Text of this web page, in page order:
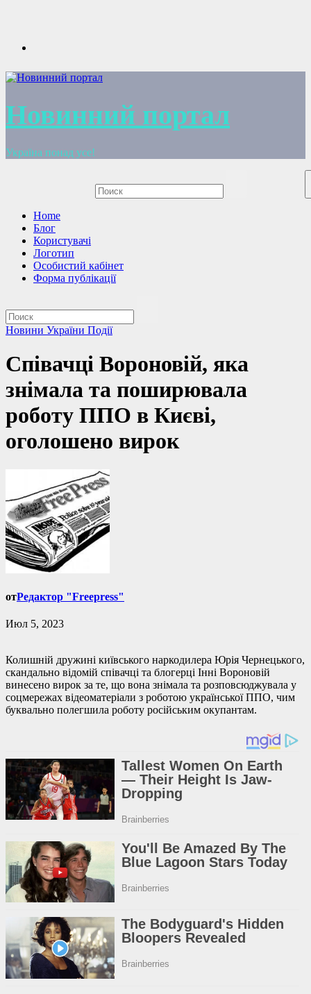
Новинний портал
Україна понад усе!
Home
Блог
Користувачі
Логотип
Особистий кабінет
Форма публікації
Новини України Події
Співачці Вороновій, яка
знімала та поширювала
роботу ППО в Києві,
оголошено вирок
отРедактор "Freepress"
Июл 5, 2023
Колишній дружині київського наркодилера Юрія Чернецького,
скандально відомій співачці та блогерці Інні Вороновій
винесено вирок за те, що вона знімала та розповсюджувала у
соцмережах відеоматеріали з роботою української ППО, чим
буквально полегшила роботу російським окупантам.